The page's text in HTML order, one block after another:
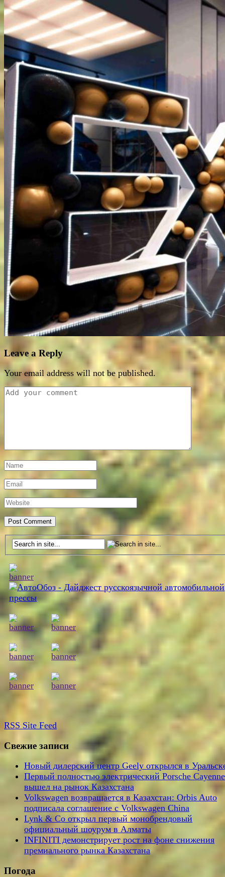
Leave a Reply
Your email address will not be published.
RSS Site Feed
Свежие записи
Новый дилерский центр Geely открылся в
Первый полностью электрический Porsche Cayenne
вышел на рынок Казахстана
Volkswagen возвращается в Казахстан: Orbis Auto
подписала соглашение с Volkswagen China
Lynk & Co открыл первый монобрендовый
официальный шоурум в Алматы
INFINITI демонстрирует рост на фоне снижения
премиального рынка Казахстана
Погода